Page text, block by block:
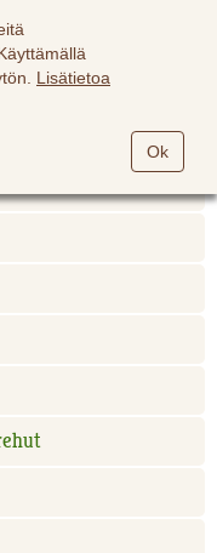
Lisätietoa
Ok